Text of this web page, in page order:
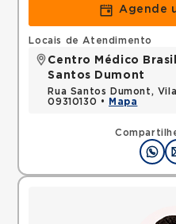
Agende
Locais de Atendimento
Centro Médico
Santos Dumont
Rua Santos Dumont,
09310130 •
Mapa